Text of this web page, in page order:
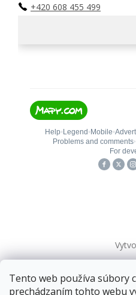
Tento web používa súbory
prechádzaním tohto webu
+420 608 455 499
Copyright 2026